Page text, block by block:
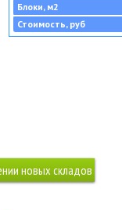
Блоки, м2
Стоимость, руб